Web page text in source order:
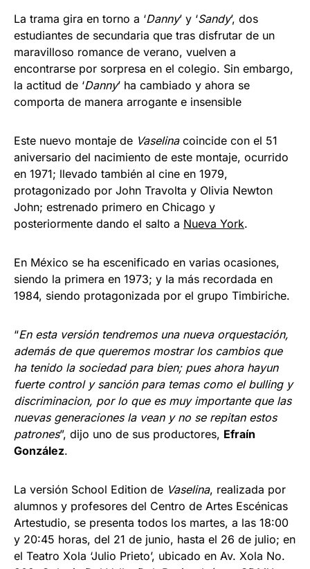
La trama gira en torno a ‘Danny’ y ‘Sandy’, dos
estudiantes de secundaria que tras disfrutar de un
maravilloso romance de verano, vuelven a
encontrarse por sorpresa en el colegio. Sin embargo,
la actitud de ‘Danny’ ha cambiado y ahora se
comporta de manera arrogante e insensible
Este nuevo montaje de Vaselinacoincide con el 51
aniversario del nacimiento de este montaje, ocurrido
en 1971; llevado también al cine en 1979,
protagonizado por John Travolta y Olivia Newton
John; estrenado primero en Chicago y
posteriormente dando el salto a Nueva York.
En México se ha escenificado en varias ocasiones,
siendo la primera en 1973; y la más recordada en
1984, siendo protagonizada por el grupo Timbiriche.
“En esta versión tendremos una nueva orquestación,
además de que queremos mostrar los cambios que
ha tenido la sociedad para bien; pues ahora hayun
fuerte control y sanción para temas como el bulling y
discriminacion, por lo que es muy importante que las
nuevas generaciones la vean y no se repitan estos
patrones”, dijo uno de sus productores, Efraín
González.
La versión School Edition de Vaselina, realizada por
alumnos y profesores del Centro de Artes Escénicas
Artestudio, se presenta todos los martes, a las 18:00
y 20:45 horas, del 21 de junio, hasta el 26 de julio; en
el Teatro Xola ‘Julio Prieto’, ubicado en Av. Xola No.